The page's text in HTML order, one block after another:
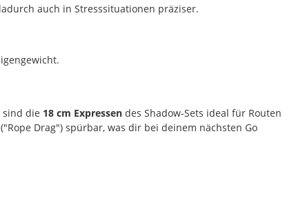
auch in Stresssituationen präziser.
sind die 18 cm Expressen des Shadow-Sets ideal für Routen
Drag") spürbar, was dir bei deinem nächsten Go